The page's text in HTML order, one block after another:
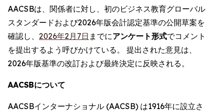
AACSBは、関係者に対し、初のビジネス教育グローバル
スタンダードおよび2026年版会計認定基準の公開草案を
確認し、 2026年2月7日 までにアンケート形式でコメント
を提出するよう呼びかけている。 提出された意見は、
2026年版基準の改訂および最終決定に反映される。
AACSBについて
AACSBインターナショナル (AACSB) は1916年に設立さ